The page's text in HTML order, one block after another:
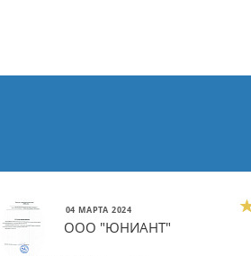
04 МАРТА 2024
ООО "ЮНИАНТ"